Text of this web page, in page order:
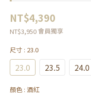
NT$4,390
NT$3,950會員獨享
尺寸 : 23.0
23.0 23.5 24.0
顏色 : 酒紅